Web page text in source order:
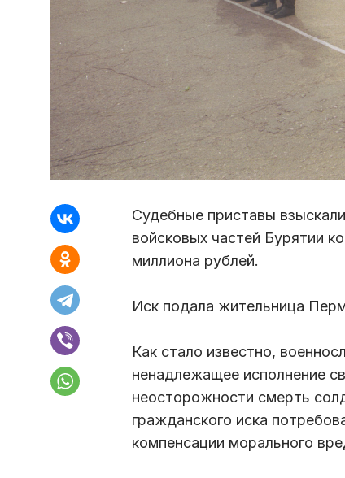
Судебные приставы
войсковых частей Бурятии
миллиона рублей.
Иск подала жительница
Как стало известно,
ненадлежащее исполнение
неосторожности смерть
гражданского иска
компенсации морального